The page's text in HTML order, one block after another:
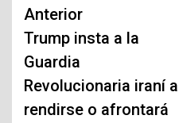
Navegación
de
entradas
Anterior
Trump insta a la
Guardia
Revolucionaria iraní a
rendirse o afrontará